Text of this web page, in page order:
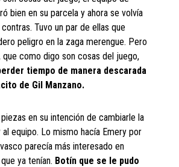
bien en su parcela y ahora se volvía
Tuvo un par de ellas que
peligro en la zaga merengue. Pero
que como digo son cosas del juego,
tiempo de manera descarada
de Gil Manzano.
en su intención de cambiarle la
equipo. Lo mismo hacía Emery por
parecía más interesado en
ya tenían. Botín que se le pudo